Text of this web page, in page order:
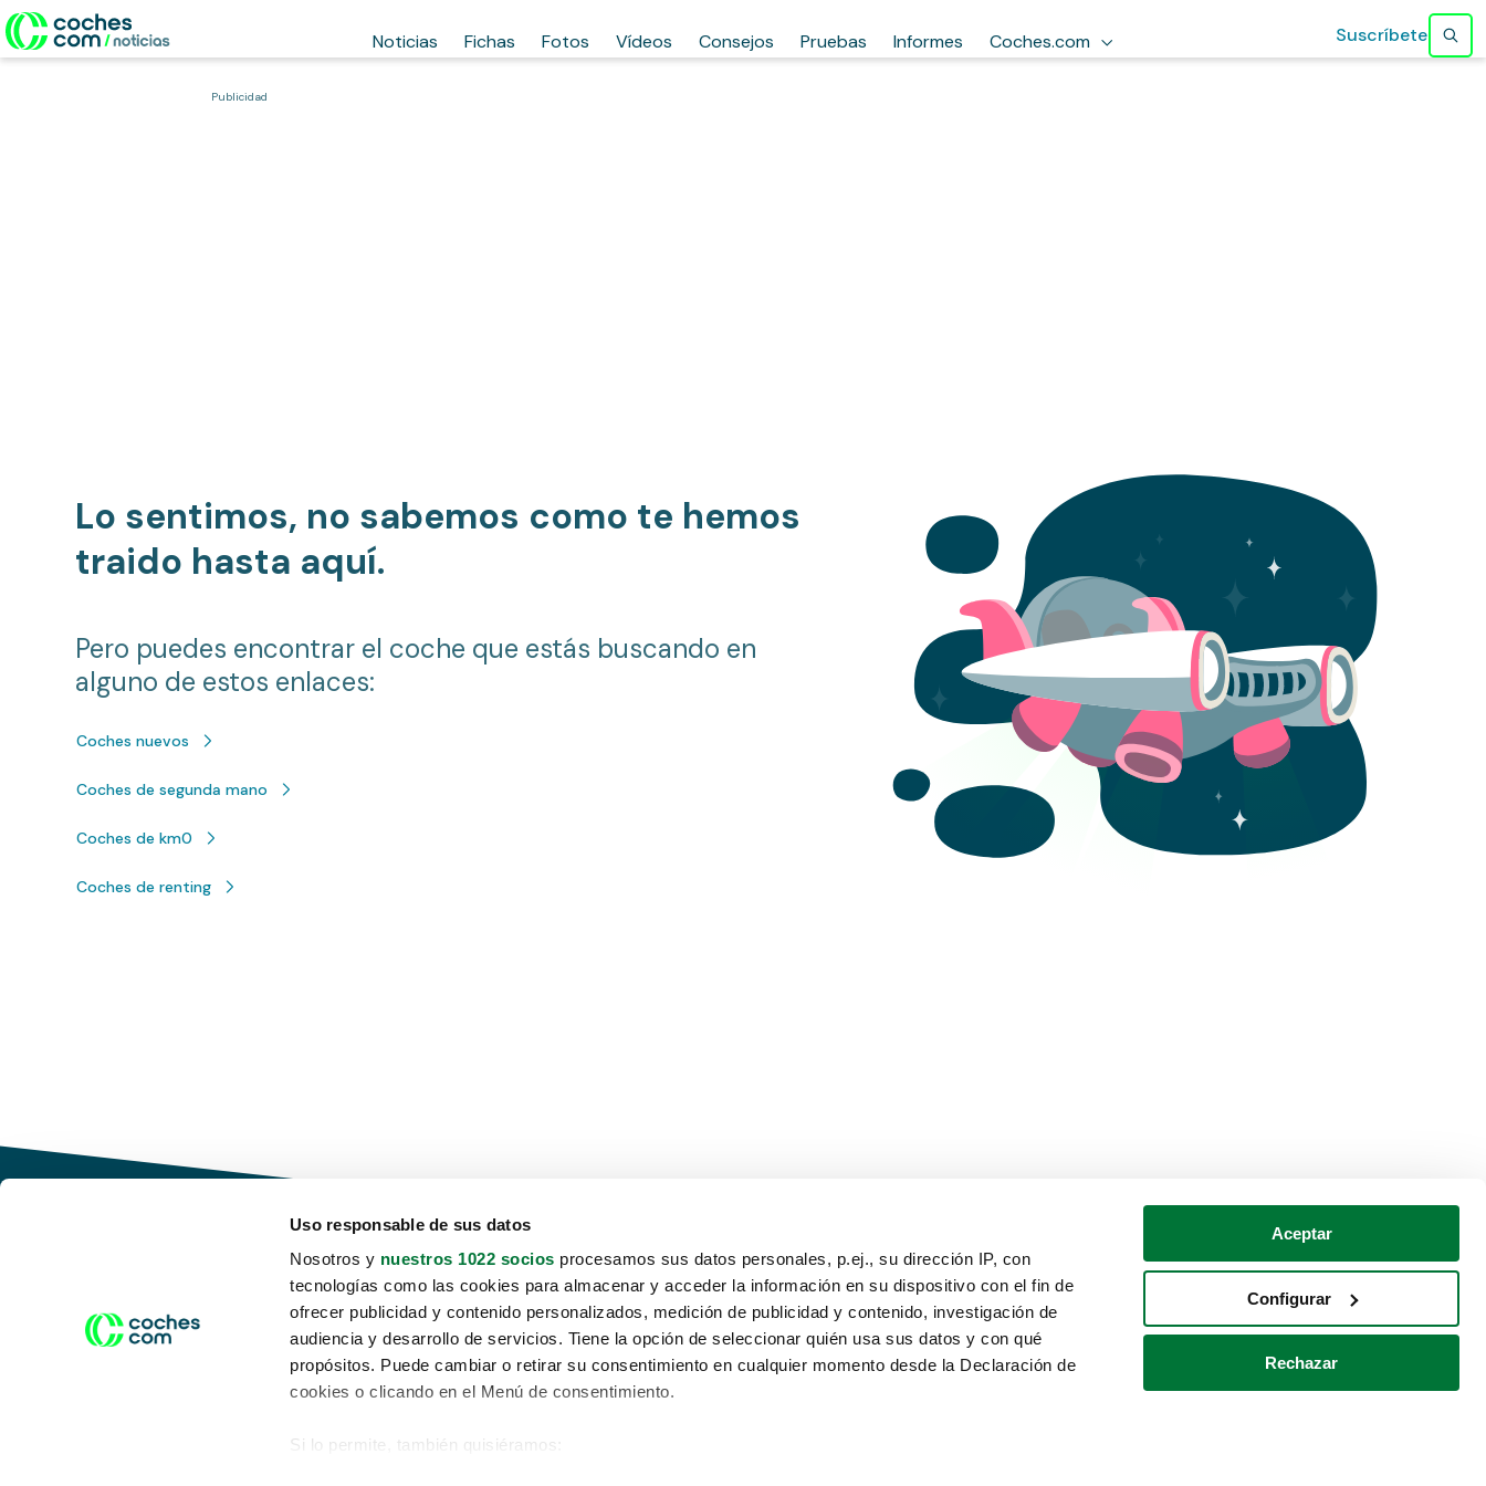
Uso responsable de sus datos
Nosotros y nuestros 1022 socios procesamos sus datos personales, p.ej., su dirección IP, con
tecnologías como las cookies para almacenar y acceder la información en su dispositivo con el fin de
ofrecer publicidad y contenido personalizados, medición de publicidad y contenido, investigación de
audiencia y desarrollo de servicios. Tiene la opción de seleccionar quién usa sus datos y con qué
propósitos. Puede cambiar o retirar su consentimiento en cualquier momento desde la Declaración de
cookies o clicando en el Menú de consentimiento.
Si lo permite, también quisiéramos:
Aceptar
Configurar
Rechazar
Noticias Fichas Fotos Vídeos Consejos Pruebas Informes Coches.com Suscríbete
Publicidad
Lo sentimos, no sabemos como te hemos
traido hasta aquí.
Pero puedes encontrar el coche que estás buscando en
alguno de estos enlaces:
Coches nuevos
Coches de segunda mano
Coches de km0
Coches de renting
Conduce tu futuro,
desata tu movilidad